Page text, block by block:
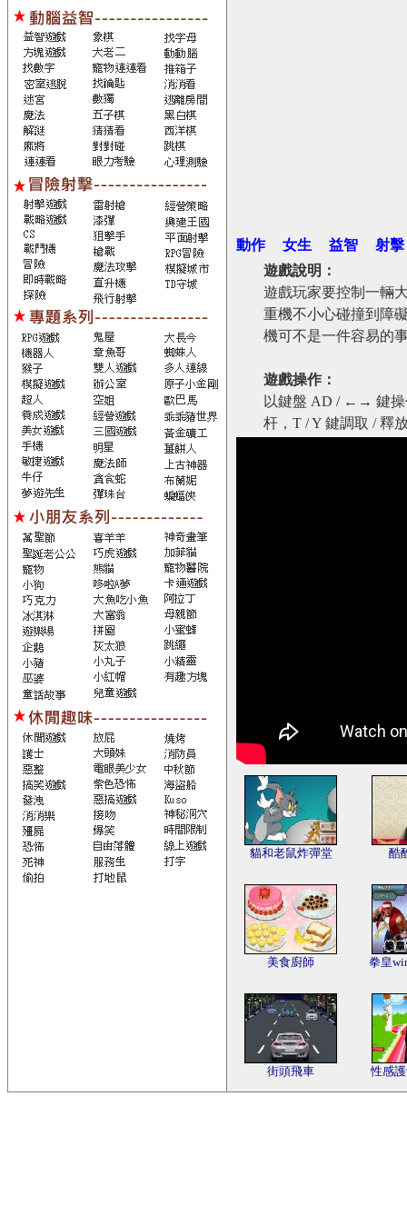
動作 女生 益智
射擊
遊戲說明：
遊戲玩家要控制一輛
重機不小心碰撞到障
機可不是一件容易的
遊戲操作：
以鍵盤 AD / ←→ 鍵操
杆，T / Y 鍵調取 / 釋
貓和老鼠炸彈堂 酷
美食廚師 拳皇
街頭飛車 性感